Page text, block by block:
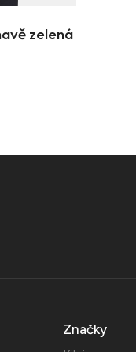
zelená
Značky